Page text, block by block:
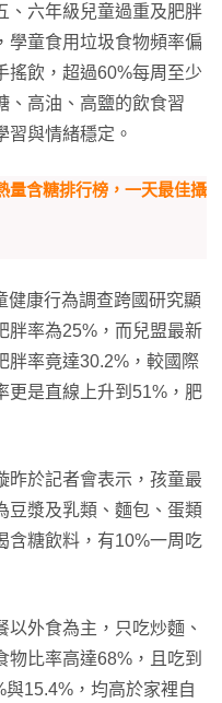
、六年級兒童過重及肥胖
學童食用垃圾食物頻率偏
搖飲，超過60%每周至少
、高油、高鹽的飲食習
習與情緒穩定。
量含糖排行榜，一天最佳攝
健康行為調查跨國研究顯
胖率為25%，而兒盟最新
胖率竟達30.2%，較國際
更是直線上升到51%，肥
昨於記者會表示，孩童最
豆漿及乳類、麵包、蛋類
含糖飲料，有10%一周吃
外食為主，只吃炒麵、
比率高達68%，且吃到
15.4%，均高於家裡自